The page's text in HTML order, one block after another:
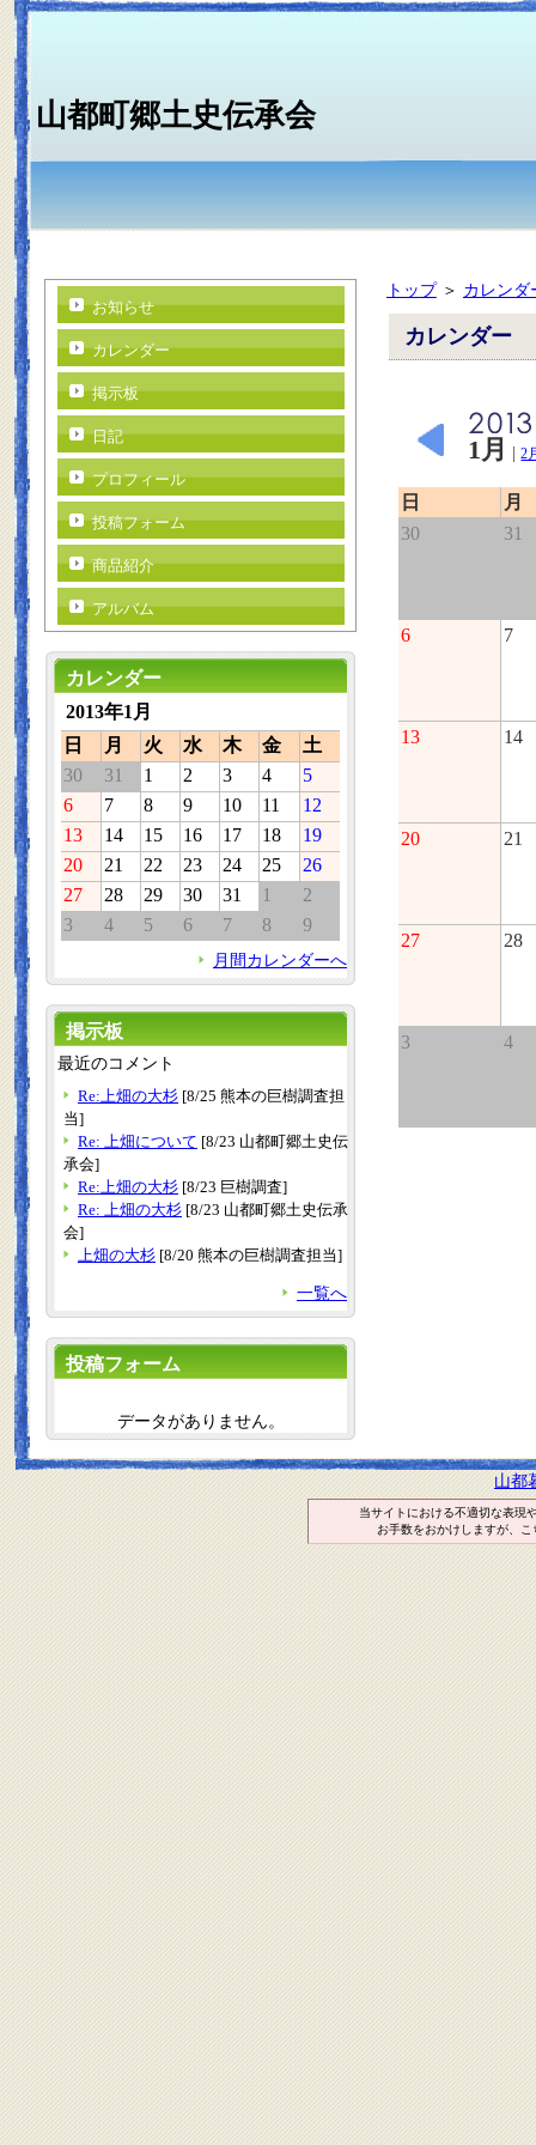
山都町郷土史伝承会
トップ＞ カレンダ
カレンダー
1月 |2
日
月
30
31
6 7
13 14
20 21
27 28
3 4
お知らせ
カレンダー
掲示板
日記
プロフィール
投稿フォーム
商品紹介
アルバム
カレンダー
2013年1月
日
月 火 水 木 金
土
30
31 1 2 3 4
5
6
7 8 9 10 11
12
13
14 15 16 17 18
19
20
21 22 23 24 25
26
27
28 29 30 31 1
2
3
4 5 6 7 8 9
月間カレンダーへ
掲示板
最近のコメント
Re:上畑の大杉 [8/25 熊本の巨樹調査担
当]
Re: 上畑について [8/23 山都町郷土史伝
承会]
Re:上畑の大杉 [8/23 巨樹調査]
Re: 上畑の大杉 [8/23 山都町郷土史伝承
会]
上畑の大杉 [8/20 熊本の巨樹調査担当]
一覧へ
投稿フォーム
データがありません。
山都
当サイトにおける不適切な表現
お手数をおかけしますが、こ